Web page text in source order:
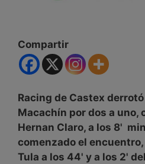
Compartir
Racing de Castex
Macachín por dos a uno,
Hernan Claro, a los 8'
comenzado el
Tula a los 44' y a los 2'